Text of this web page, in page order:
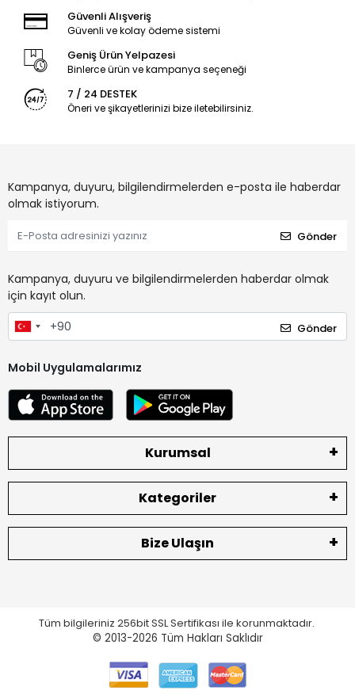
Güvenli Alışveriş
Güvenli ve kolay ödeme sistemi
Geniş Ürün Yelpazesi
Binlerce ürün ve kampanya seçeneği
7 / 24 DESTEK
Öneri ve şikayetlerinizi bize iletebilirsiniz.
Kampanya, duyuru, bilgilendirmelerden e-posta ile haberdar
olmak istiyorum.
Gönder
Kampanya, duyuru ve bilgilendirmelerden haberdar olmak
için kayıt olun.
Gönder
Mobil Uygulamalarımız
Kurumsal
Kategoriler
Bize Ulaşın
Tüm bilgileriniz 256bit SSL Sertifikası ile korunmaktadır.
© 2013-2026 Tüm Hakları Saklıdır